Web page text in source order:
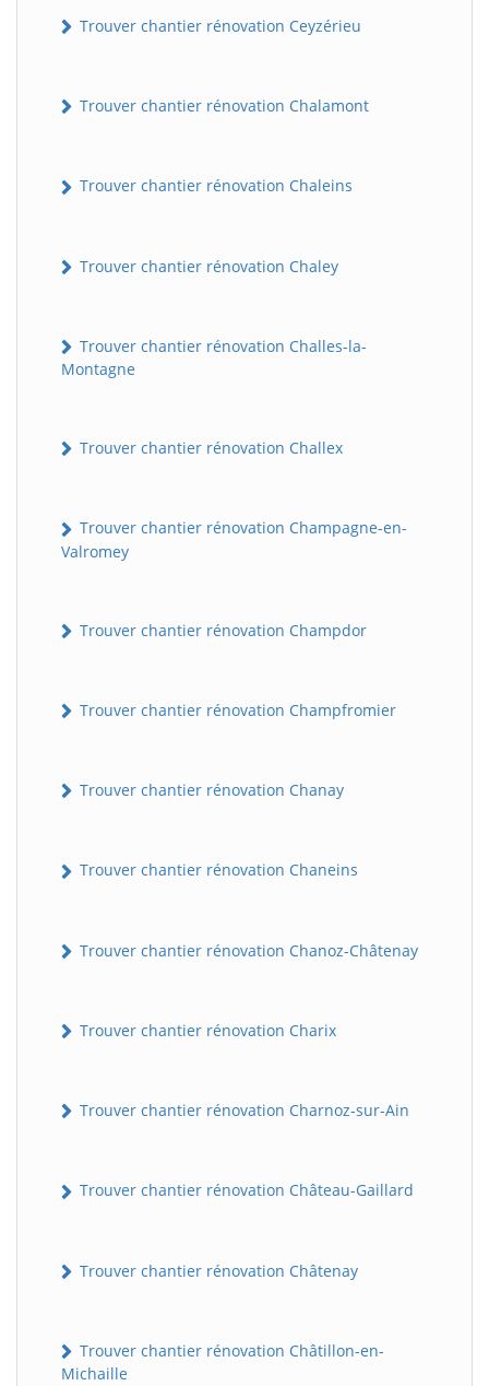
Trouver chantier rénovation Ceyzérieu
Trouver chantier rénovation Chalamont
Trouver chantier rénovation Chaleins
Trouver chantier rénovation Chaley
Trouver chantier rénovation Challes-la-
Montagne
Trouver chantier rénovation Challex
Trouver chantier rénovation Champagne-en-
Valromey
Trouver chantier rénovation Champdor
Trouver chantier rénovation Champfromier
Trouver chantier rénovation Chanay
Trouver chantier rénovation Chaneins
Trouver chantier rénovation Chanoz-Châtenay
Trouver chantier rénovation Charix
Trouver chantier rénovation Charnoz-sur-Ain
Trouver chantier rénovation Château-Gaillard
Trouver chantier rénovation Châtenay
Trouver chantier rénovation Châtillon-en-
Michaille